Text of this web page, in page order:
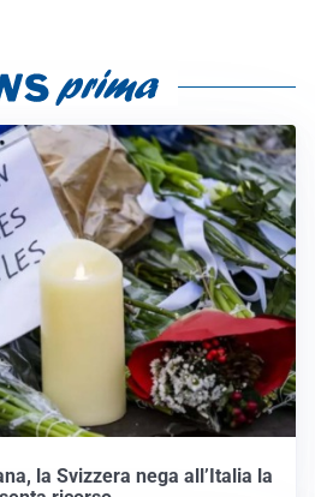
la Svizzera nega all’Italia la